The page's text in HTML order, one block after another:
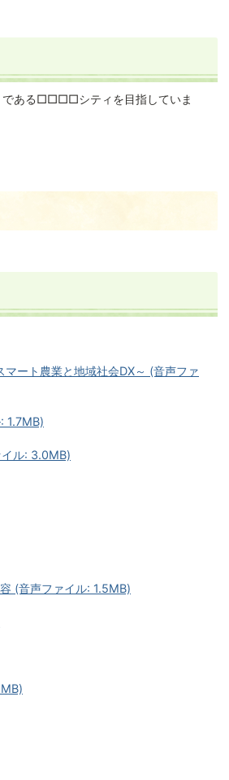
である□□□□シティを目指していま
ート農業と地域社会DX～ (音声ファ
1.7MB)
ル: 3.0MB)
(音声ファイル: 1.5MB)